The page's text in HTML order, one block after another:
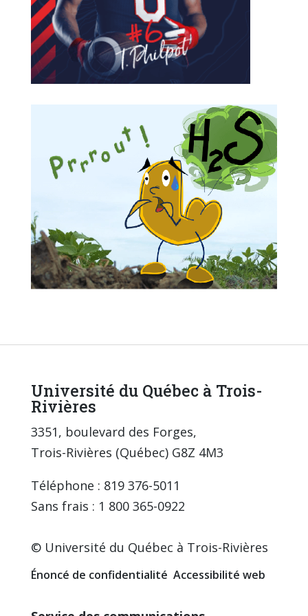
Université du Québec à Trois-
Rivières
3351, boulevard des Forges,
Trois-Rivières (Québec) G8Z 4M3
Téléphone : 819 376-5011
Sans frais : 1 800 365-0922
© Université du Québec à Trois-Rivières
Énoncé de confidentialité Accessibilité web